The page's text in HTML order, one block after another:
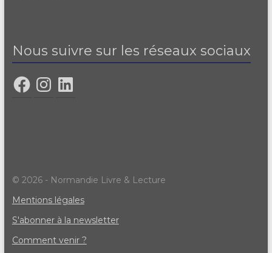
Nous suivre sur les réseaux sociaux
© 2026 - Normandie Livre & Lecture
Mentions légales
S'abonner à la newsletter
Comment venir ?